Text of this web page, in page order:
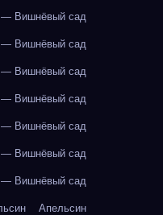
— Вишнёвый сад
— Вишнёвый сад
— Вишнёвый сад
— Вишнёвый сад
— Вишнёвый сад
— Вишнёвый сад
— Вишнёвый сад
Апельсин